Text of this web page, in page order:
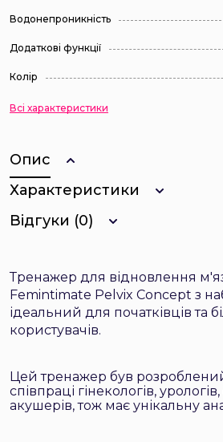
Водонепроникність
Додаткові функції
Колір
Всі характеристики
Опис
Характеристики
Відгуки (0)
Тренажер для відновлення
Femintimate Pelvix Concept з
ідеальний для початківців та
користувачів.
Цей тренажер був
співпраці гінекологів, урологів,
акушерів, тож має унікальну